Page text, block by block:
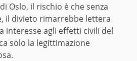
Oslo, il rischio è che senza
il divieto rimarrebbe lettera
interesse agli effetti civili del
solo la legittimazione